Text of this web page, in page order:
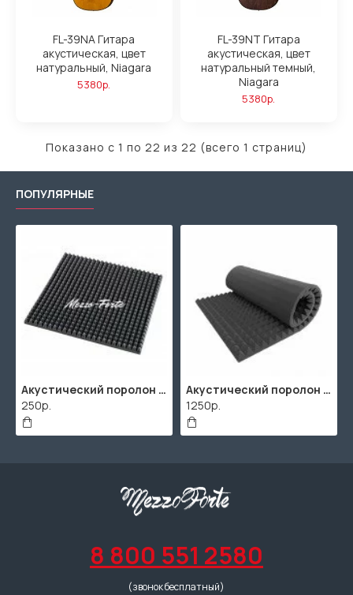
FL-39NA Гитара
акустическая, цвет
натуральный, Niagara
5380р.
FL-39NT Гитара
акустическая, цвет
натуральный темный,
Niagara
5380р.
Показано с 1 по 22 из 22 (всего 1 страниц)
ПОПУЛЯРНЫЕ
Акустический поролон "Пирамида" / 480x480х30мм / Темно-серый
250р.
Акустический поролон "Пирамида" / 2000х1000мм
1250р.
8 800 551 2580
(звонок бесплатный)